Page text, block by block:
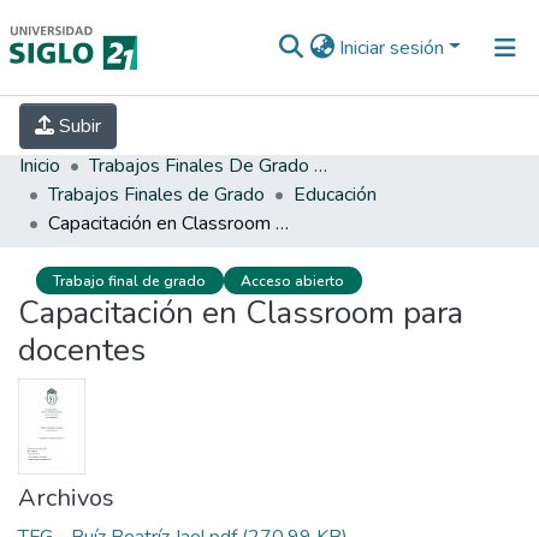
Iniciar sesión
Subir
INICIO EBOOK21
INVESTIGACIÓN
Inicio
Trabajos Finales De Grado Y Posgrado
Trabajos Finales de Grado
Educación
Capacitación en Classroom para docentes
Trabajo final de grado Acceso abierto
Capacitación en Classroom para
docentes
Archivos